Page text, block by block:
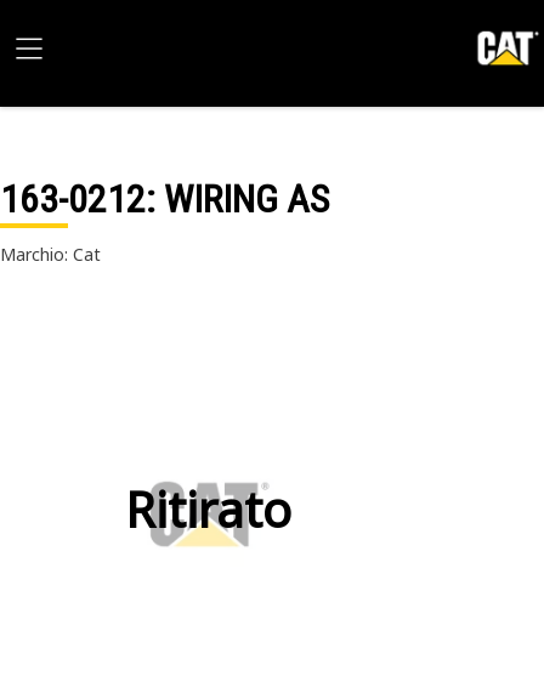
163-0212: WIRING AS
Marchio: Cat
Ritirato